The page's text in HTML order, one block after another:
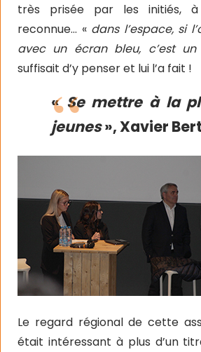
très prisée par les initiés,
reconnue… « dans l’espace, si
avec un écran bleu, c’est
suffisait d’y penser et lui l’a fait !
«Se mettre à la
jeunes», Xavier
Le regard régional de cette
était intéressant à plus d’un